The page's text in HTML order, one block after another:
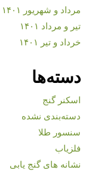
مرداد و شهریور ۱۴۰۱
تیر و مرداد ۱۴۰۱
خرداد و تیر ۱۴۰۱
دسته‌ها
اسکنر گنج
دسته‌بندی نشده
سنسور طلا
فلزیاب
نشانه های گنج یابی